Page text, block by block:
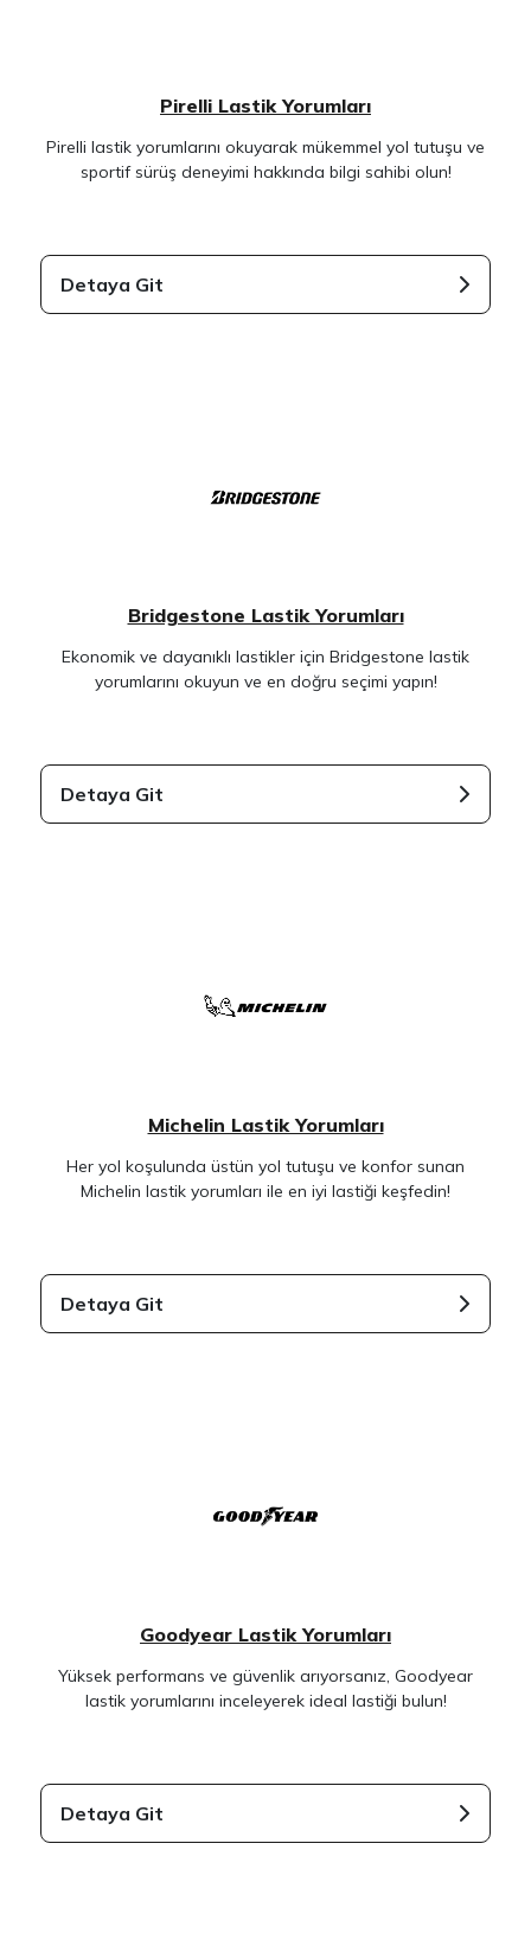
Pirelli Lastik Yorumları
Pirelli lastik yorumlarını okuyarak mükemmel yol tutuşu ve
sportif sürüş deneyimi hakkında bilgi sahibi olun!
Detaya Git
Bridgestone Lastik Yorumları
Ekonomik ve dayanıklı lastikler için Bridgestone lastik
yorumlarını okuyun ve en doğru seçimi yapın!
Detaya Git
Michelin Lastik Yorumları
Her yol koşulunda üstün yol tutuşu ve konfor sunan
Michelin lastik yorumları ile en iyi lastiği keşfedin!
Detaya Git
Goodyear Lastik Yorumları
Yüksek performans ve güvenlik arıyorsanız, Goodyear
lastik yorumlarını inceleyerek ideal lastiği bulun!
Detaya Git